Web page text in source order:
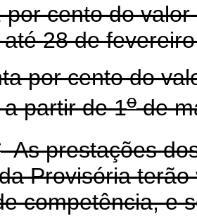
do valor
28 de
cento do valor
partir de 1ode
As prestações
Provisória
competência, e